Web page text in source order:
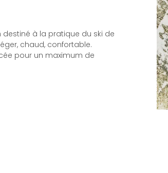
à la pratique du ski de
chaud, confortable.
pour un maximum de